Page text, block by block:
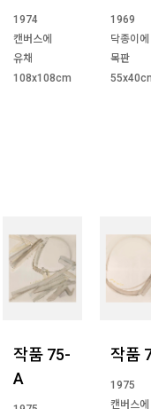
1974
캔버스에
유채
108x108cm
1969
닥종이에
목판
작품 75-
A
작품
1975
캔버스에